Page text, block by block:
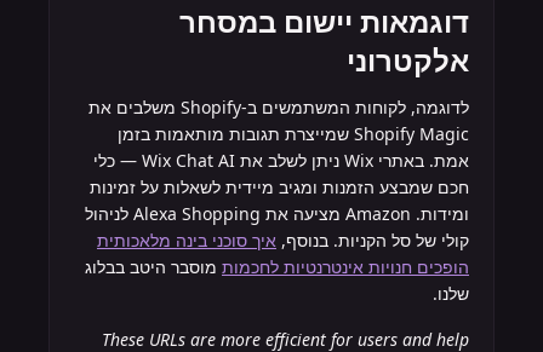
דוגמאות יישום במסחר
אלקטרוני
לדוגמה, לקוחות המשתמשים ב-Shopify משלבים את
Shopify Magic שמייצרת תגובות מותאמות בזמן
אמת. באתרי Wix ניתן לשלב את Wix Chat AI — כלי
חכם שמבצע הזמנות ומגיב מיידית לשאלות על זמינות
ומידות. Amazon מציעה את Alexa Shopping לניהול
קולי של סל הקניות. בנוסף, איך סוכני בינה מלאכותית
הופכים חנויות אינטרנטיות לחכמות מוסבר היטב בבלוג
שלנו.
These URLs are more efficient for users and help